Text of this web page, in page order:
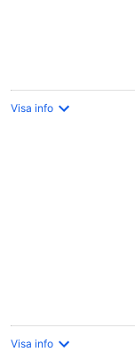
Visa info
Visa info